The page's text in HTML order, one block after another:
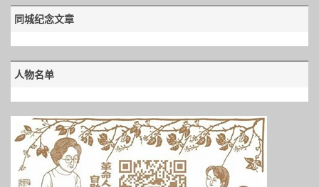
同城纪念文章
人物名单